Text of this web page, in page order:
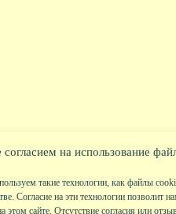
согласием на использование
такие технологии, как файлы
Согласие на эти технологии позволит
сайте. Отсутствие согласия или